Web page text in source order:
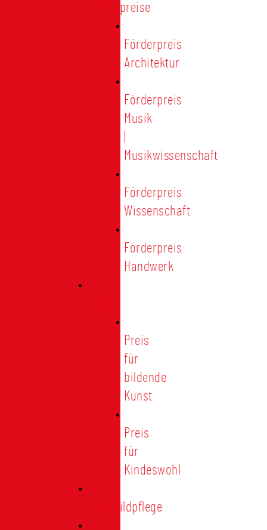
Förderpreise
Förderpreis
Architektur
Förderpreis
Musik
Musikwissenschaft
Förderpreis
Wissenschaft
Förderpreis
Handwerk
Preis
für
bildende
Kunst
Preis
für
Kindeswohl
Stadtbildpflege